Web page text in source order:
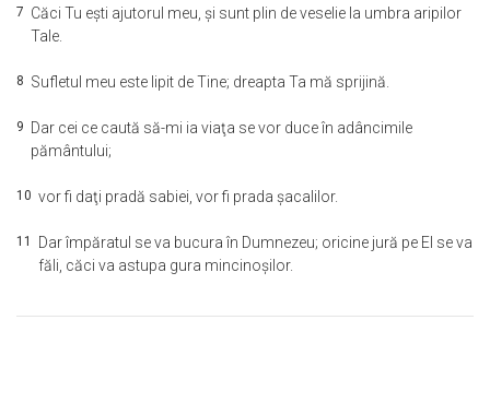
7 Căci Tu eşti ajutorul meu, şi sunt plin de veselie la umbra aripilor
Tale.
8 Sufletul meu este lipit de Tine; dreapta Ta mă sprijină.
9 Dar cei ce caută să-mi ia viaţa se vor duce în adâncimile
pământului;
10 vor fi daţi pradă sabiei, vor fi prada şacalilor.
11 Dar împăratul se va bucura în Dumnezeu; oricine jură pe El se va
făli, căci va astupa gura mincinoşilor.